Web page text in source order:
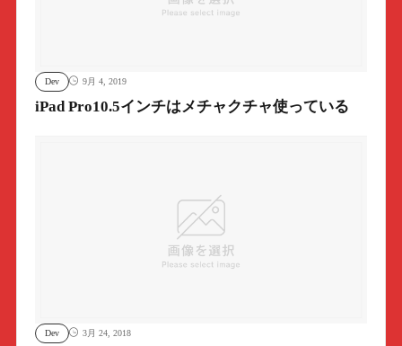
Dev 9月 4, 2019
iPad Pro10.5インチはメチャクチャ使っている
Dev 3月 24, 2018